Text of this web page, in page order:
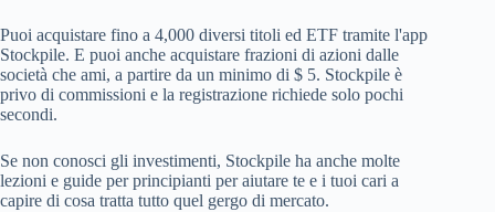
Puoi acquistare fino a 4,000 diversi titoli ed ETF tramite l'app
Stockpile. E puoi anche acquistare frazioni di azioni dalle
società che ami, a partire da un minimo di $ 5. Stockpile è
privo di commissioni e la registrazione richiede solo pochi
secondi.
Se non conosci gli investimenti, Stockpile ha anche molte
lezioni e guide per principianti per aiutare te e i tuoi cari a
capire di cosa tratta tutto quel gergo di mercato.